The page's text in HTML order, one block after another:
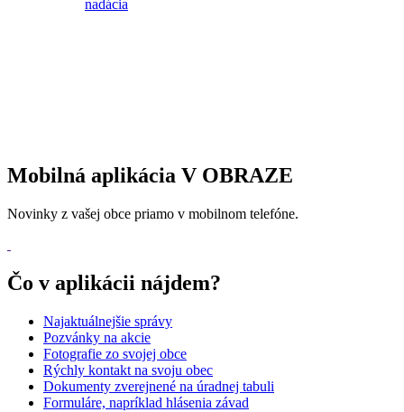
Mobilná aplikácia V OBRAZE
Novinky z vašej obce priamo v mobilnom telefóne.
Čo v aplikácii nájdem?
Najaktuálnejšie správy
Pozvánky na akcie
Fotografie zo svojej obce
Rýchly kontakt na svoju obec
Dokumenty zverejnené na úradnej tabuli
Formuláre, napríklad hlásenia závad